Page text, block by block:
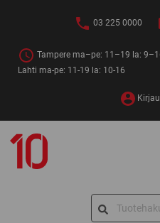
03 225 0000
Tampere ma–pe: 11–19 la:
Lahti ma-pe: 11-19 la: 10-16
10
Search